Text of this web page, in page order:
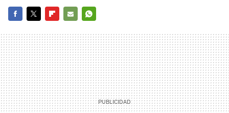
MAIL